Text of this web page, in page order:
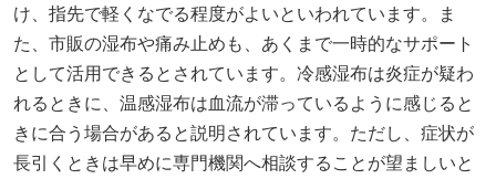
け、指先で軽くなでる程度がよいといわれています。ま
た、市販の湿布や痛み止めも、あくまで一時的なサポート
として活用できるとされています。冷感湿布は炎症が疑わ
れるときに、温感湿布は血流が滞っているように感じると
きに合う場合があると説明されています。ただし、症状が
長引くときは早めに専門機関へ相談することが望ましいと